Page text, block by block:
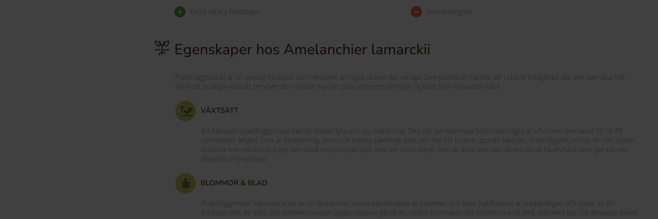
Extra vackra höstfärger Inte vintergrön
Egenskaper hos Amelanchier lamarckii
Prakthäggmispel är en ovanlig häckväxt som verkligen är något utöver det vanliga. Den planteras framför allt i större trädgårdar där den kan växa fritt.
Med sitt buskiga växtsätt behöver den relativt mycket plats eftersom den gör sig bäst som friväxande häck.
VÄXTSÄTT
En fullvuxen prakthäggmispel kan bli mellan fyra och sju meter hög. Den når sin maximala höjd inom några år eftersom den växer 20 till 40
centimeter årligen. Den är flerstammig, bred och buskig samtidigt som den har ett relativt upprätt växtsätt. Prakthäggmispel har en rätt öppen
struktur men på avstånd ger den ändå insynsskydd tack vare sin stora volym. Den är dock inte rätt val om du vill ha en häck som ger ett mer
klassiskt insynsskydd.
BLOMMOR & BLAD
Prakthäggmispel kännetecknas av sin fantastiskt vackra kombination av blommor och blad. Nytillväxten är kopparfärgad och bildar en fin
kontrast mot de söta, vita blommorna som pryder busken på våren. Under sommaren blir blommorna till små, blåsvarta bär. De förväxlas ibland